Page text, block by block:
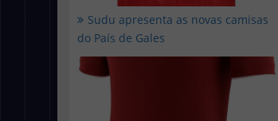
Sudu apresenta as novas camisas
do País de Gales